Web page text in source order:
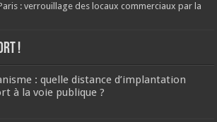
: verrouillage des locaux commerciaux par la
!
: quelle distance d’implantation
à la voie publique ?